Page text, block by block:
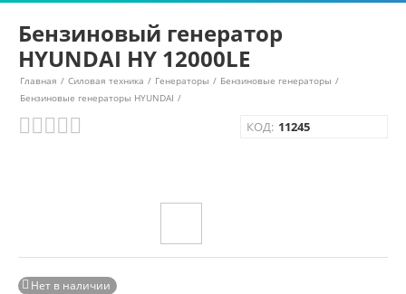
Бензиновый генератор
HYUNDAI HY 12000LE
Главная / Силовая техника / Генераторы / Бензиновые генераторы /
Бензиновые генераторы HYUNDAI /
КОД: 11245
Нет в наличии
